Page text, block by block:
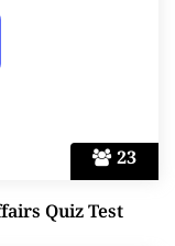
23
Quiz Test